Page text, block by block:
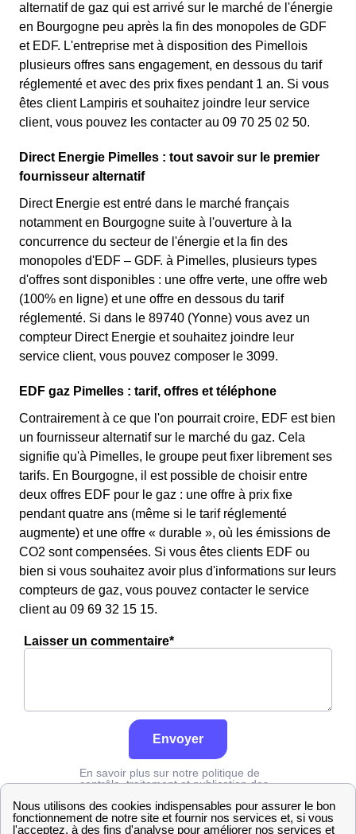
alternatif de gaz qui est arrivé sur le marché de l'énergie
en Bourgogne peu après la fin des monopoles de GDF
et EDF. L'entreprise met à disposition des Pimellois
plusieurs offres sans engagement, en dessous du tarif
réglementé et avec des prix fixes pendant 1 an. Si vous
êtes client Lampiris et souhaitez joindre leur service
client, vous pouvez les contacter au 09 70 25 02 50.
Direct Energie Pimelles : tout savoir sur le premier
fournisseur alternatif
Direct Energie est entré dans le marché français
notamment en Bourgogne suite à l'ouverture à la
concurrence du secteur de l'énergie et la fin des
monopoles d'EDF – GDF. à Pimelles, plusieurs types
d'offres sont disponibles : une offre verte, une offre web
(100% en ligne) et une offre en dessous du tarif
réglementé. Si dans le 89740 (Yonne) vous avez un
compteur Direct Energie et souhaitez joindre leur
service client, vous pouvez composer le 3099.
EDF gaz Pimelles : tarif, offres et téléphone
Contrairement à ce que l'on pourrait croire, EDF est bien
un fournisseur alternatif sur le marché du gaz. Cela
signifie qu'à Pimelles, le groupe peut fixer librement ses
tarifs. En Bourgogne, il est possible de choisir entre
deux offres EDF pour le gaz : une offre à prix fixe
pendant quatre ans (même si le tarif réglementé
augmente) et une offre « durable », où les émissions de
CO2 sont compensées. Si vous êtes clients EDF ou
bien si vous souhaitez avoir plus d'informations sur leurs
compteurs de gaz, vous pouvez contacter le service
client au 09 69 32 15 15.
Laisser un commentaire*
Envoyer
En savoir plus sur notre politique de
contrôle, traitement et publication des